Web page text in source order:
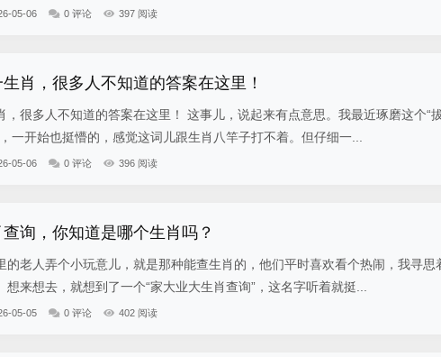
05-06 0 评论 397 阅读
肖，很多人不知道的答案在这里！
，很多人不知道的答案在这里！ 这事儿，说起来有点意思。我最近琢磨这个“
一开始也挺懵的，感觉这词儿跟生肖八竿子打不着。但仔细一...
05-06 0 评论 396 阅读
询，你知道是哪个生肖吗？
的老人弄个小玩意儿，就是那种能查生肖的，他们平时喜欢看个热闹，我寻思
想来想去，就想到了一个“家大业大生肖查询”，这名字听着就挺...
05-05 0 评论 402 阅读